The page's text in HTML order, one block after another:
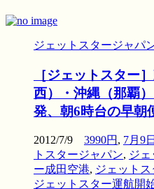
ジェットスタージャパ
［ジェットスター
西）・沖縄（那覇
発、朝6時台の早朝
2012/7/9 3990円 , 7月9日
トスタージャパン, ジ
ー成田空港, ジェット
ジェットスター運航開